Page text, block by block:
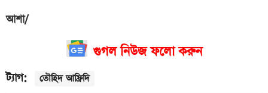
আশা/
গুগল নিউজ ফলো করুন
ট্যাগ: তৌহিদ আফ্রিদি